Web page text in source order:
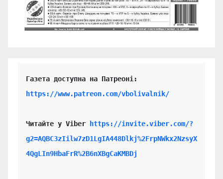
https://www.patreon.com/vbolivalnik/
Читайте у Viber
https://invite.viber.com/?
g2=AQBC3zIilw7zD1LgIA448Dlkj%2FrpNWkx2NzsyX
4QgLIn9HbaFrR%2B6nXBgCaKMBDj